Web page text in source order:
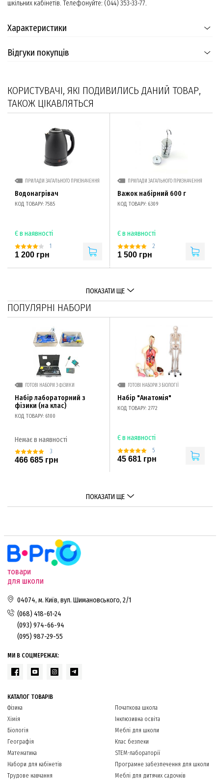
шкільних кабінетів. Телефонуйте: (044) 353-33-77.
Характеристики
Відгуки покупців
КОРИСТУВАЧІ, ЯКІ ПОДИВИЛИСЬ ДАНИЙ ТОВАР,
ТАКОЖ ЦІКАВЛЯТЬСЯ
ПРИЛАДИ ЗАГАЛЬНОГО ПРИЗНАЧЕННЯ
Водонагрівач
КОД ТОВАРУ: 7585
Є в наявності
1
1 200 грн
ПРИЛАДИ ЗАГАЛЬНОГО ПРИЗНАЧЕННЯ
Важок набірний 600 г
КОД ТОВАРУ: 6309
Є в наявності
2
1 500 грн
ПОКАЗАТИ ЩЕ
ПОПУЛЯРНІ НАБОРИ
ГОТОВІ НАБОРИ З ФІЗИКИ
Набір лабораторний з
фізики (на клас)
КОД ТОВАРУ: 6100
Немає в наявності
3
466 685 грн
ГОТОВІ НАБОРИ З БІОЛОГІЇ
Набір "Анатомія"
КОД ТОВАРУ: 2772
Є в наявності
5
45 681 грн
ПОКАЗАТИ ЩЕ
товари
для школи
04074, м. Київ, вул. Шимановського, 2/1
(068) 418-61-24
(093) 974-66-94
(095) 987-29-55
МИ В СОЦМЕРЕЖАХ:
КАТАЛОГ ТОВАРІВ
Фізика
Хімія
Біологія
Географія
Математика
Набори для кабінетів
Трудове навчання
Початкова школа
Інклюзивна освіта
Меблі для школи
Клас безпеки
STEM-лабораторії
Програмне забезпечення для школи
Меблі для дитячих садочків